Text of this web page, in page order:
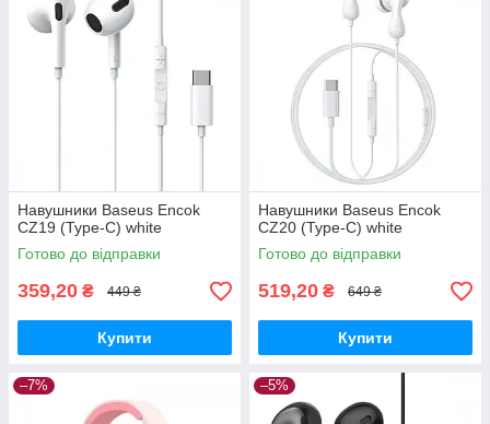
Навушники Baseus Encok
CZ19 (Type-C) white
Готово до відправки
359,20 ₴ 449 ₴
Купити
Навушники Baseus Encok
CZ20 (Type-C) white
Готово до відправки
519,20 ₴ 649 ₴
Купити
–7% –5%